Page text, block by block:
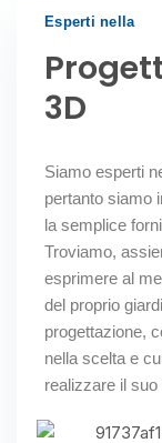
Esperti nella
3D
Siamo esperti
pertanto siamo
la semplice
Troviamo,
esprimere al
del proprio
progettazione,
nella scelta e
realizzare il suo